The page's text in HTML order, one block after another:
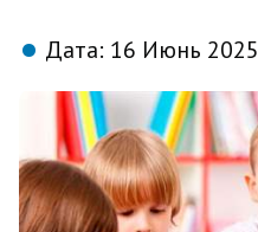
Дата: 16 Июнь 2025